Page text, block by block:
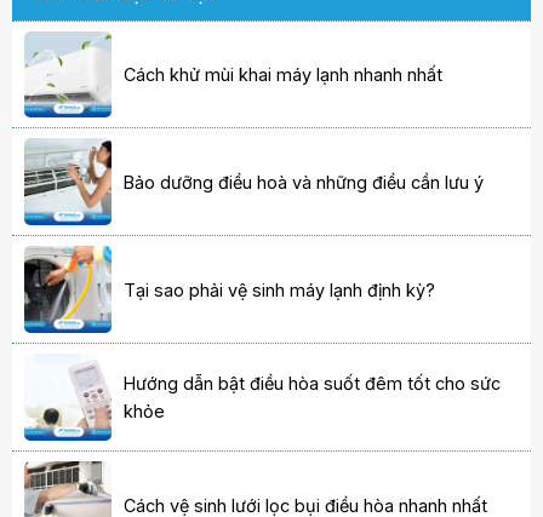
Cách khử mùi khai máy lạnh nhanh nhất
Bảo dưỡng điều hoà và những điều cần lưu ý
Tại sao phải vệ sinh máy lạnh định kỳ?
Hướng dẫn bật điều hòa suốt đêm tốt cho sức
khỏe
Cách vệ sinh lưới lọc bụi điều hòa nhanh nhất